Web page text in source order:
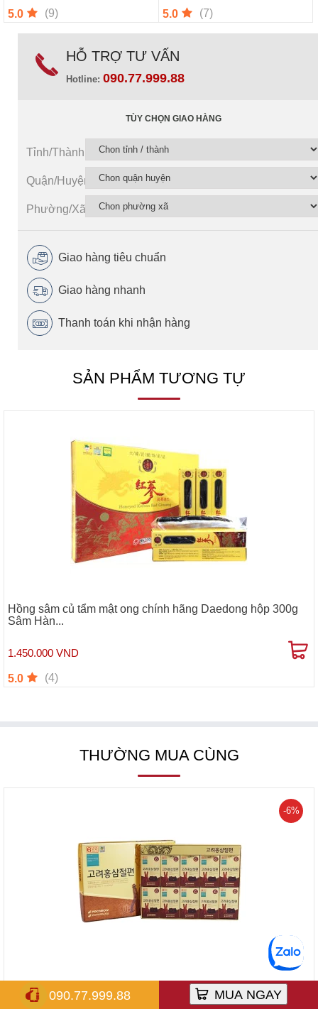
5.0 (9) 5.0 (7)
HỖ TRỢ TƯ VẤN
Hotline: 090.77.999.88
TÙY CHỌN GIAO HÀNG
Tỉnh/Thành
Quận/Huyện
Phường/Xã
Giao hàng tiêu chuẩn
Giao hàng nhanh
Thanh toán khi nhận hàng
SẢN PHẨM TƯƠNG TỰ
Hồng sâm củ tẩm mật ong chính hãng Daedong hộp 300g
Sâm Hàn...
1.450.000 VND
5.0 (4)
THƯỜNG MUA CÙNG
Hồng sâm lát tẩm sâm Hàn Quốc chính hãng Pocheon hộp
200g
-6%
090.77.999.88 MUA NGAY